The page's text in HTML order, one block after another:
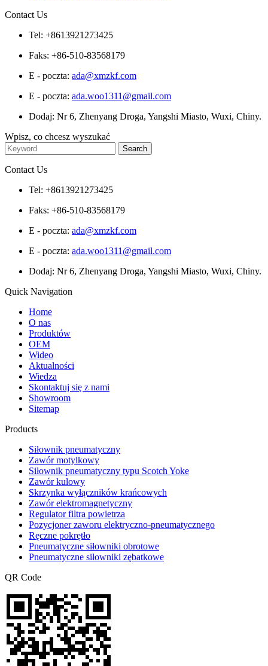
Contact Us
Tel: +8613921273425
Faks: +86-510-83568179
E - poczta: ada@xmzkf.com
E - poczta: ada.woo1311@gmail.com
Dodaj: Nr 6, Zhenyang Droga, Yangshi Miasto, Wuxi, Chiny.
Wpisz, co chcesz wyszukać
Contact Us
Tel: +8613921273425
Faks: +86-510-83568179
E - poczta: ada@xmzkf.com
E - poczta: ada.woo1311@gmail.com
Dodaj: Nr 6, Zhenyang Droga, Yangshi Miasto, Wuxi, Chiny.
Quick Navigation
Home
O nas
Produktów
OEM
Wideo
Aktualności
Wiedza
Skontaktuj się z nami
Showroom
Sitemap
Products
Siłownik pneumatyczny
Zawór motylkowy
Siłownik pneumatyczny typu Scotch Yoke
Zawór kulowy
Skrzynka wyłączników krańcowych
Zawór elektromagnetyczny
Regulator filtra powietrza
Pozycjoner zaworu elektryczno-pneumatycznego
Ręczne pokrętło
Pneumatyczne siłowniki obrotowe
Pneumatyczne siłowniki zębatkowe
QR Code